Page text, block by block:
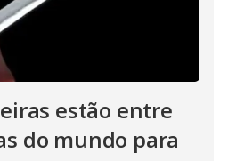
estão entre
do mundo para